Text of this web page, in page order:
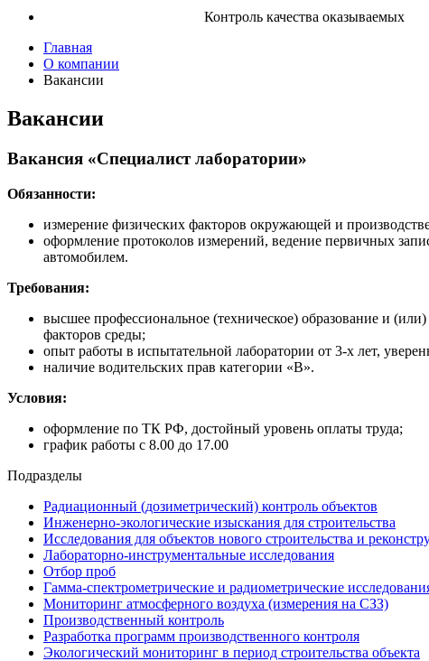
Контроль качества оказываемых
Главная
О компании
Вакансии
Вакансии
Вакансия «Специалист лаборатории»
Обязанности:
измерение физических факторов окружающей и
оформление протоколов измерений, ведение первичных
автомобилем.
Требования:
высшее профессиональное (техническое) образование и
факторов среды;
опыт работы в испытательной лаборатории от 3-х лет,
наличие водительских прав категории «В».
Условия:
оформление по ТК РФ, достойный уровень оплаты труда;
график работы с 8.00 до 17.00
Подразделы
Радиационный (дозиметрический) контроль объектов
Инженерно-экологические изыскания для строительства
Исследования для объектов нового строительства и
Лабораторно-инструментальные исследования
Отбор проб
Гамма-спектрометрические и радиометрические
Мониторинг атмосферного воздуха (измерения на СЗЗ)
Производственный контроль
Разработка программ производственного контроля
Экологический мониторинг в период строительства объекта